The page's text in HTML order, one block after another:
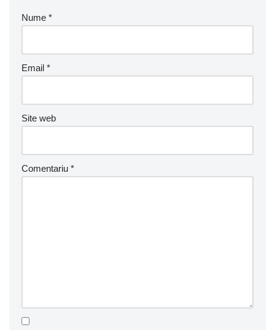
Nume *
Email *
Site web
Comentariu *